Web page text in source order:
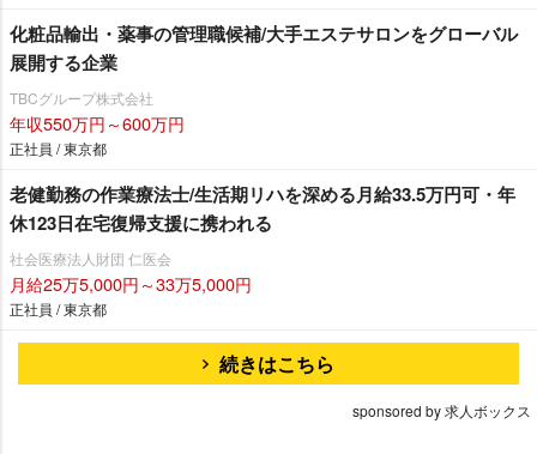
化粧品輸出・薬事の管理職候補/大手エステサロンをグローバル
展開する企業
TBCグループ株式会社
年収550万円～600万円
正社員 / 東京都
老健勤務の作業療法士/生活期リハを深める月給33.5万円可・年
休123日在宅復帰支援に携われる
社会医療法人財団 仁医会
月給25万5,000円～33万5,000円
正社員 / 東京都
続きはこちら
sponsored by 求人ボックス